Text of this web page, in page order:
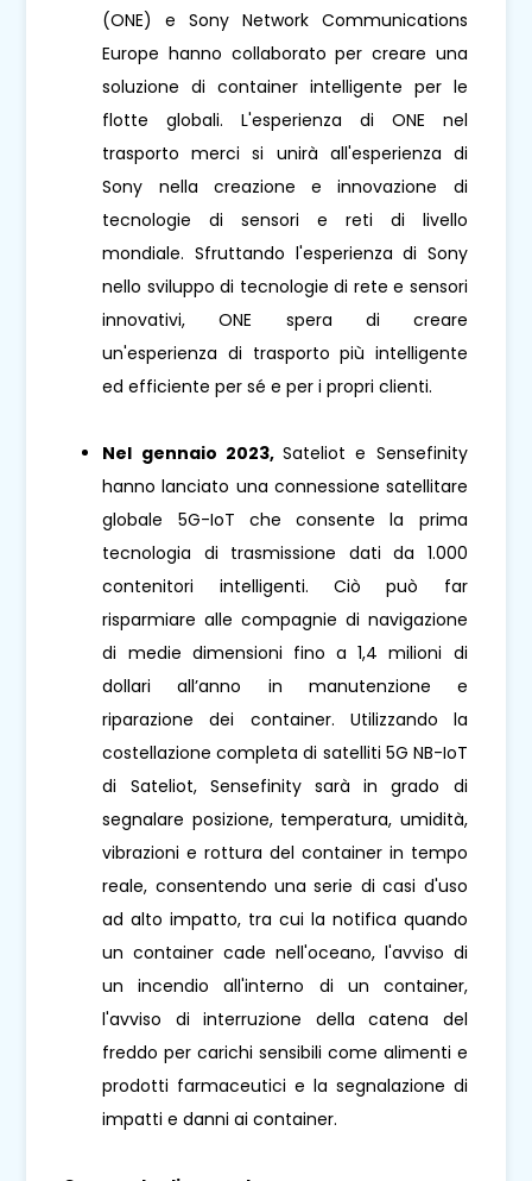
(ONE) e Sony Network Communications
Europe hanno collaborato per creare una
soluzione di container intelligente per le
flotte globali. L'esperienza di ONE nel
trasporto merci si unirà all'esperienza di
Sony nella creazione e innovazione di
tecnologie di sensori e reti di livello
mondiale. Sfruttando l'esperienza di Sony
nello sviluppo di tecnologie di rete e sensori
innovativi, ONE spera di creare
un'esperienza di trasporto più intelligente
ed efficiente per sé e per i propri clienti.
Nel gennaio 2023,Sateliot e Sensefinity
hanno lanciato una connessione satellitare
globale 5G-IoT che consente la prima
tecnologia di trasmissione dati da 1.000
contenitori intelligenti. Ciò può far
risparmiare alle compagnie di navigazione
di medie dimensioni fino a 1,4 milioni di
dollari all’anno in manutenzione e
riparazione dei container. Utilizzando la
costellazione completa di satelliti 5G NB-IoT
di Sateliot, Sensefinity sarà in grado di
segnalare posizione, temperatura, umidità,
vibrazioni e rottura del container in tempo
reale, consentendo una serie di casi d'uso
ad alto impatto, tra cui la notifica quando
un container cade nell'oceano, l'avviso di
un incendio all'interno di un container,
l'avviso di interruzione della catena del
freddo per carichi sensibili come alimenti e
prodotti farmaceutici e la segnalazione di
impatti e danni ai container.